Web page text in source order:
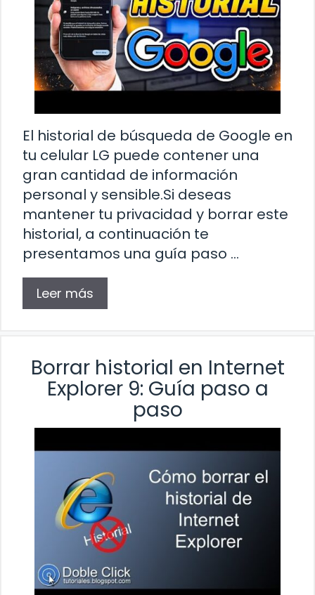
El historial de búsqueda de Google en
tu celular LG puede contener una
gran cantidad de información
personal y sensible.Si deseas
mantener tu privacidad y borrar este
historial, a continuación te
presentamos una guía paso …
Leer más
Borrar historial en Internet
Explorer 9: Guía paso a
paso